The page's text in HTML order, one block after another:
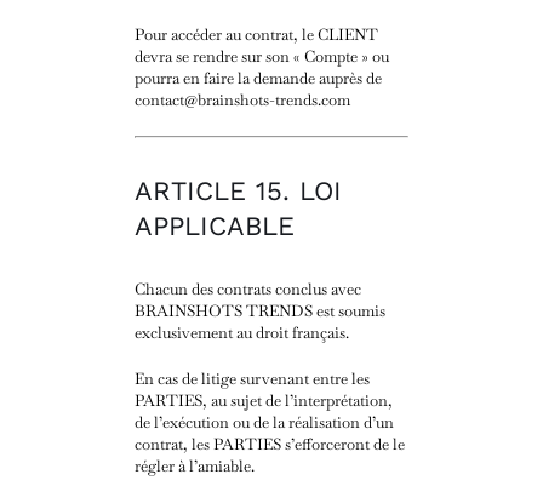
Pour accéder au contrat, le CLIENT
devra se rendre sur son « Compte » ou
pourra en faire la demande auprès de
contact@brainshots-trends.com
ARTICLE 15. LOI
APPLICABLE
Chacun des contrats conclus avec
BRAINSHOTS TRENDS est soumis
exclusivement au droit français.
En cas de litige survenant entre les
PARTIES, au sujet de l’interprétation,
de l’exécution ou de la réalisation d’un
contrat, les PARTIES s’efforceront de le
régler à l’amiable.